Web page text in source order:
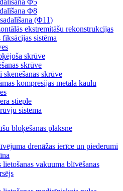
Φ5
Φ8
(Φ11)
ekstremitāšu rekonstrukcijas
fiksācijas sistēma
skrūve
skrūve
skenēšanas skrūve
kompresijas metāla kaulu
stieple
sistēma
bloķēšanas plāksne
drenāžas ierīce un piederumi
lietošanas vakuuma blīvēšanas